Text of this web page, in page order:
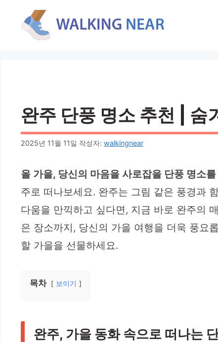
완주 단풍 명소 추천 | 숨
2025년 11월 11일 작성자: walkingnear
올 가을, 당신의 마음을 사로잡을 단풍 명소
주로 떠나보세요. 완주는 그림 같은 풍경과
다움을 만끽하고 싶다면, 지금 바로 완주의
은 장소까지, 당신의 가을 여행을 더욱 풍요
할 가을을 선물하세요.
목차 보이기
완주, 가을 동화 속으로 떠나는